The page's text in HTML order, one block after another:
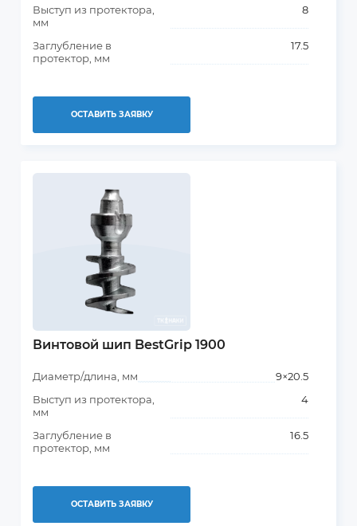
Выступ из протектора,
мм
8
Заглубление в
протектор, мм
17.5
ОСТАВИТЬ ЗАЯВКУ
Винтовой шип BestGrip 1900
Диаметр/длина, мм
9×20.5
Выступ из протектора,
мм
4
Заглубление в
протектор, мм
16.5
ОСТАВИТЬ ЗАЯВКУ